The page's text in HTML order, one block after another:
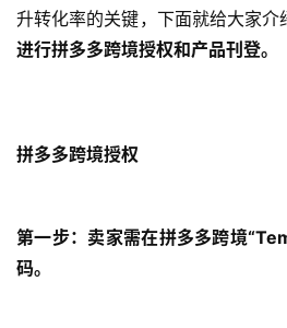
升转化率的关键，下面就给大家介
进行拼多多跨境授权和产品刊登。
拼多多跨境授权
第一步：卖家需在拼多多跨境
码。